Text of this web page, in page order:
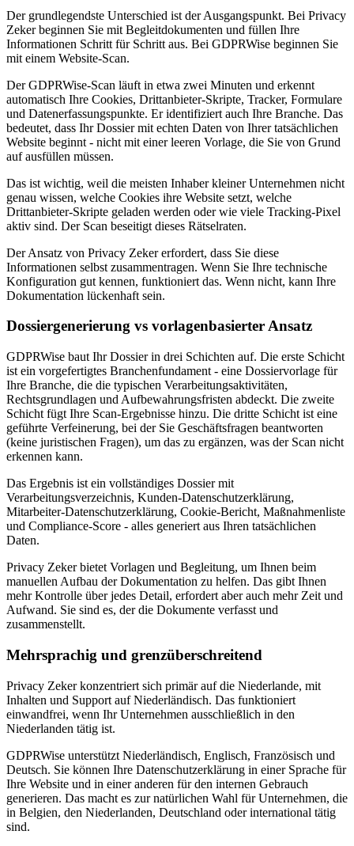
Der grundlegendste Unterschied ist der Ausgangspunkt. Bei Privacy
Zeker beginnen Sie mit Begleitdokumenten und füllen Ihre
Informationen Schritt für Schritt aus. Bei GDPRWise beginnen Sie
mit einem Website-Scan.
Der GDPRWise-Scan läuft in etwa zwei Minuten und erkennt
automatisch Ihre Cookies, Drittanbieter-Skripte, Tracker, Formulare
und Datenerfassungspunkte. Er identifiziert auch Ihre Branche. Das
bedeutet, dass Ihr Dossier mit echten Daten von Ihrer tatsächlichen
Website beginnt - nicht mit einer leeren Vorlage, die Sie von Grund
auf ausfüllen müssen.
Das ist wichtig, weil die meisten Inhaber kleiner Unternehmen nicht
genau wissen, welche Cookies ihre Website setzt, welche
Drittanbieter-Skripte geladen werden oder wie viele Tracking-Pixel
aktiv sind. Der Scan beseitigt dieses Rätselraten.
Der Ansatz von Privacy Zeker erfordert, dass Sie diese
Informationen selbst zusammentragen. Wenn Sie Ihre technische
Konfiguration gut kennen, funktioniert das. Wenn nicht, kann Ihre
Dokumentation lückenhaft sein.
Dossiergenerierung vs vorlagenbasierter Ansatz
GDPRWise baut Ihr Dossier in drei Schichten auf. Die erste Schicht
ist ein vorgefertigtes Branchenfundament - eine Dossiervorlage für
Ihre Branche, die die typischen Verarbeitungsaktivitäten,
Rechtsgrundlagen und Aufbewahrungsfristen abdeckt. Die zweite
Schicht fügt Ihre Scan-Ergebnisse hinzu. Die dritte Schicht ist eine
geführte Verfeinerung, bei der Sie Geschäftsfragen beantworten
(keine juristischen Fragen), um das zu ergänzen, was der Scan nicht
erkennen kann.
Das Ergebnis ist ein vollständiges Dossier mit
Verarbeitungsverzeichnis, Kunden-Datenschutzerklärung,
Mitarbeiter-Datenschutzerklärung, Cookie-Bericht, Maßnahmenliste
und Compliance-Score - alles generiert aus Ihren tatsächlichen
Daten.
Privacy Zeker bietet Vorlagen und Begleitung, um Ihnen beim
manuellen Aufbau der Dokumentation zu helfen. Das gibt Ihnen
mehr Kontrolle über jedes Detail, erfordert aber auch mehr Zeit und
Aufwand. Sie sind es, der die Dokumente verfasst und
zusammenstellt.
Mehrsprachig und grenzüberschreitend
Privacy Zeker konzentriert sich primär auf die Niederlande, mit
Inhalten und Support auf Niederländisch. Das funktioniert
einwandfrei, wenn Ihr Unternehmen ausschließlich in den
Niederlanden tätig ist.
GDPRWise unterstützt Niederländisch, Englisch, Französisch und
Deutsch. Sie können Ihre Datenschutzerklärung in einer Sprache für
Ihre Website und in einer anderen für den internen Gebrauch
generieren. Das macht es zur natürlichen Wahl für Unternehmen, die
in Belgien, den Niederlanden, Deutschland oder international tätig
sind.